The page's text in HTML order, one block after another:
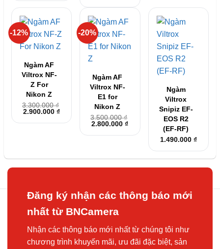
-12%
Ngàm AF
Viltrox NF-
Z For
Nikon Z
3.300.000₫
Giá
là:
2.900.000₫Giá
hiện
tại
2.900.000 ₫.
-20%
Ngàm AF
Viltrox NF-
E1 for
Nikon Z
3.500.000₫
Giá
là:
2.800.000₫Giá
hiện
tại
2.800.000 ₫.
Ngàm
Viltrox
Snipiz EF-
EOS R2
(EF-RF)
1.490.000 ₫
Đăng ký nhận các thông báo mới
nhất từ BNCamera
Nhận các thông báo mới nhất từ chúng tôi như
chương trình khuyến mãi, ưu đãi đặc biệt, sản